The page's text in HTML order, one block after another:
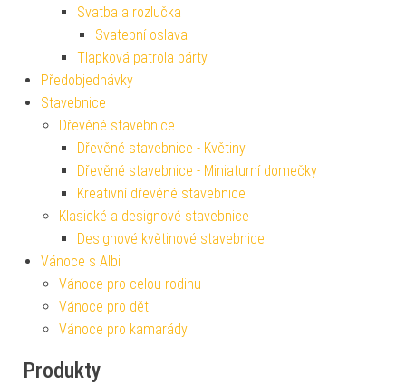
Svatba a rozlučka
Svatební oslava
Tlapková patrola párty
Předobjednávky
Stavebnice
Dřevěné stavebnice
Dřevěné stavebnice - Květiny
Dřevěné stavebnice - Miniaturní domečky
Kreativní dřevěné stavebnice
Klasické a designové stavebnice
Designové květinové stavebnice
Vánoce s Albi
Vánoce pro celou rodinu
Vánoce pro děti
Vánoce pro kamarády
Produkty